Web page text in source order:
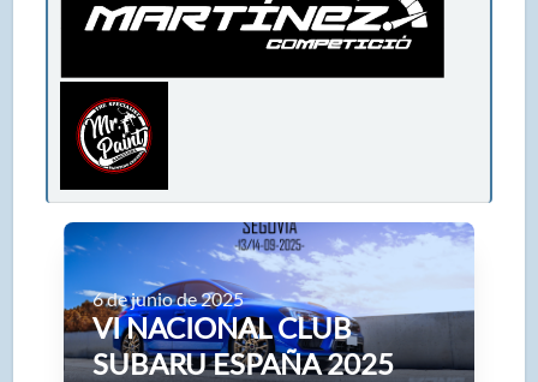
VI NACIONAL CLUB
SUBARU ESPAÑA 2025
6 de junio de 2025